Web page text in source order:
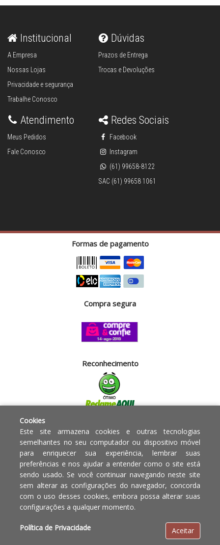
Institucional
A Empresa
Nossas Lojas
Privacidade e segurança
Trabalhe Conosco
Dúvidas
Prazos de Entrega
Trocas e Devoluções
Atendimento
Meus Pedidos
Fale Conosco
Redes Sociais
Facebook
Instagram
(61) 99658-8122
SAC (61) 99658 1061
Formas de pagamento
Compra segura
Reconhecimento
Powered by:
Copyright © 2010 - 2017 Razão
social Blumenau - RA OBJETOS PARA
O LAR EIRELI CNPJ -
E loja 33 Asa Sul - Brasília-DF - CEP:
Em caso de divergência de
preços, o valor válido é o do
Cookies
Este site armazena cookies e outras tecnologias
semelhantes no seu computador ou dispositivo móvel
para enriquecer sua experiência, lembrar suas
preferências e nos ajudar a entender como o site está
sendo usado. Se você continuar navegando neste site
sem alterar as configurações do navegador, concorda
com o uso desses cookies, embora possa alterar suas
configurações a qualquer momento.
Política de Privacidade Aceitar